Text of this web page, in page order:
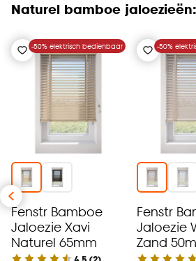
Naturel bamboe jaloezieën:
-50% elektrisch bedienbaar
Fenstr Bamboe
Jaloezie Xavi
Naturel 65mm
-50%
Fenstr
Jaloezie
Zand